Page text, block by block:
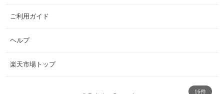
16件
ご利用ガイド
ヘルプ
楽天市場トップ